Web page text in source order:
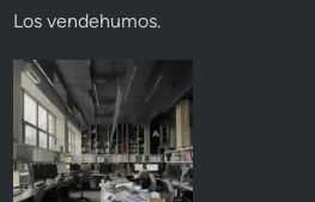
Los vendehumos.